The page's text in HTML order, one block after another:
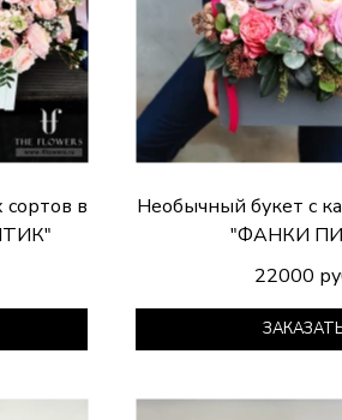
в
Необычный букет с
"ФАНКИ
22000